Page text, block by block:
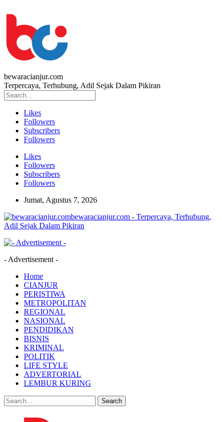
bewaracianjur.com
Terpercaya, Terhubung, Adil Sejak Dalam Pikiran
Likes
Followers
Subscribers
Followers
Likes
Followers
Subscribers
Followers
Jumat, Agustus 7, 2026
bewaracianjur.com - Terpercaya, Terhubung,
Adil Sejak Dalam Pikiran
- Advertisement -
Home
CIANJUR
PERISTIWA
METROPOLITAN
REGIONAL
NASIONAL
PENDIDIKAN
BISNIS
KRIMINAL
POLITIK
LIFE STYLE
ADVERTORIAL
LEMBUR KURING